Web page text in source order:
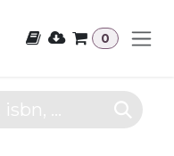
0